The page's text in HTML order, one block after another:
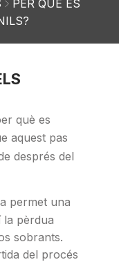
PER QUE ES
què es
aquest pas
després del
permet una
la pèrdua
sobrants.
del procés